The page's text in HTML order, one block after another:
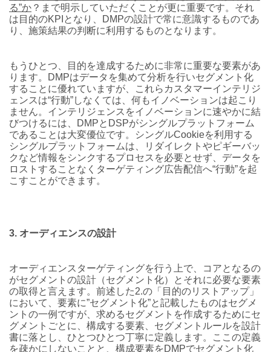
る”か ？まで明示していただくことが更に重要です。それ
は目的のKPIとなり、DMPの設計で常に意識するものであ
り、施策結果の判断に利用するものとなります。
もうひとつ、目的を達成するために非常に重要な要素があ
ります。DMPはデータを集めて分析を行いセグメント化
することに優れていますが、これらカスタマーインテリジ
ェンスは“行動”しなくては、何もイノベーションは起こり
ません。インテリジェンスをイノベーションに速やかに結
びつけるには、DMPとDSPがシングルプラットフォーム
であることは大変優位です。シングルCookieを利用する
シングルプラットフォームは、リダイレクトやピギーバッ
クなど情報をシンクするプロセスを必要とせず、データを
ロストすることなくターゲティング広告配信へ“行動”を起
こすことができます。
3. オーディエンスの設計
オーディエンスターゲティングを行う上で、コアとなるの
がセグメントの設計（セグメント化）とそれに必要な要素
の取得と言えます。前述した2.の「目的のリストアップ」
において、要素に”セグメント化”と記載したものはセグメ
ントの一例ですが、求めるセグメントを作成するためにセ
グメントごとに、構成する要素、セグメントルールを設計
書に落とし、ひとつひとつ丁寧に定義します。ここの定義
を疎かにしないことと、構成要素をDMPでセグメント化